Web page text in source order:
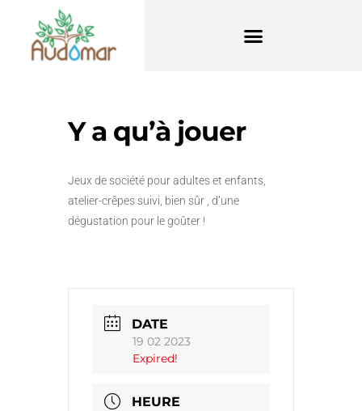
Y a qu’à jouer
Jeux de société pour adultes et enfants,
atelier-crêpes suivi, bien sûr , d’une
dégustation pour le goûter !
DATE
19 02 2023
Expired!
HEURE